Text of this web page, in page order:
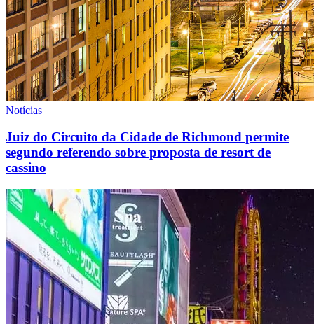
Notícias
Juiz do Circuito da Cidade de Richmond permite
segundo referendo sobre proposta de resort de
cassino